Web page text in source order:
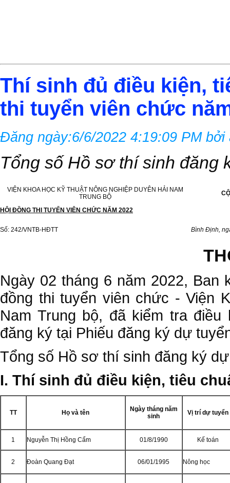
Thí sinh đủ điều kiện,
thi tuyển viên chức
Đăng ngày:6/6/2022 4:19:09 PM bởi
Tổng số Hồ sơ thí sinh đăng
VIỆN KHOA HỌC KỸ THUẬT NÔNG NGHIỆP DUYÊN HẢI NAM
TRUNG BỘ
HỘI ĐỒNG THI TUYỂN VIÊN CHỨC NĂM 2022
Số: 242/VNTB-HĐTT Bình Định,
Ngày 02 tháng 6 năm 2022, Ban
đồng thi tuyển viên chức - Viện
Nam Trung bộ, đã kiểm tra
đăng ký tại Phiếu đăng ký dự
Tổng số Hồ sơ thí sinh đăng ký
I. Thí sinh đủ điều kiện, tiêu
TT Họ và tên
Ngày tháng năm
sinh
Vị trí dự tuyển
1 Nguyễn Thị Hồng Cẩm 01/8/1990 Kế toán
2 Đoàn Quang Đạt 06/01/1995 Nông học